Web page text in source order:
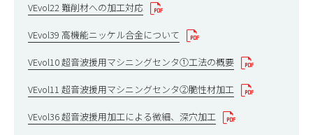
VEvol22 難削材への加工対応
VEvol39 高機能ニッケル合金について
VEvol10 超音波援用マシニングセンタ①工法の概要
VEvol11 超音波援用マシニングセンタ②脆性材加工
VEvol36 超音波援用加工による微細、深穴加工